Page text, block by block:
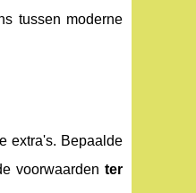
tussen moderne
extra's. Bepaalde
voorwaardenter